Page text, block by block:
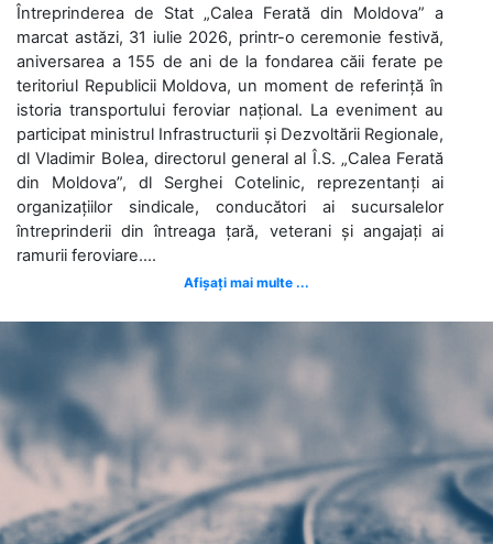
Întreprinderea de Stat „Calea Ferată din Moldova” a
marcat astăzi, 31 iulie 2026, printr-o ceremonie festivă,
aniversarea a 155 de ani de la fondarea căii ferate pe
teritoriul Republicii Moldova, un moment de referință în
istoria transportului feroviar național. La eveniment au
participat ministrul Infrastructurii și Dezvoltării Regionale,
dl Vladimir Bolea, directorul general al Î.S. „Calea Ferată
din Moldova”, dl Serghei Cotelinic, reprezentanți ai
organizațiilor sindicale, conducători ai sucursalelor
întreprinderii din întreaga țară, veterani și angajați ai
ramurii feroviare....
Afișați mai multe ...